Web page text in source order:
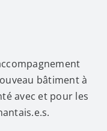
bâtiment à
avec et pour les